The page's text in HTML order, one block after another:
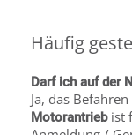
Häufig
Darf ich auf der
Ja, das
Motorantriebist